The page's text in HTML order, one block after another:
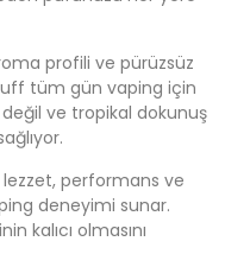
profili ve pürüzsüz
tüm gün vaping için
ve tropikal dokunuş
performans ve
deneyimi sunar.
kalıcı olmasını